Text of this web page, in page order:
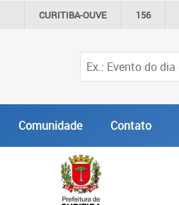
CURITIBA-OUVE 156
Comunidade Contato